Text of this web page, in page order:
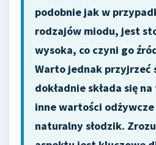
podobnie jak w
rodzajów miodu, jest
wysoka, co czyni go
Warto jednak przyjrzeć
dokładnie składa się
inne wartości
naturalny słodzik.